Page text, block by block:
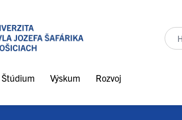
Štúdium Výskum Rozvoj